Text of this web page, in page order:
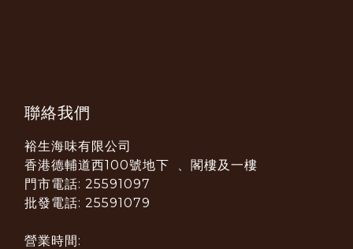
聯絡我們
裕生海味有限公司
香港德輔道西100號地下 、閣樓及一樓
門市電話: 25591097
批發電話: 25591079
營業時間: